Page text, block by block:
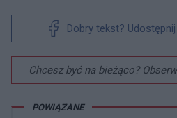
Dobry tekst?
Chcesz być na bieżąco?
POWIĄZANE